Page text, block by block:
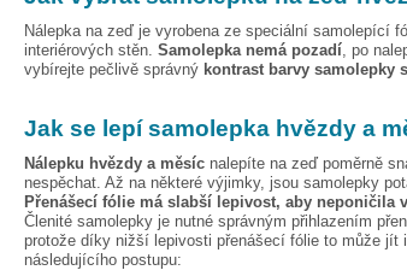
Nálepka na zeď je vyrobena ze speciální samolepící
interiérových stěn. Samolepka nemá pozadí, po
vybírejte pečlivě správný kontrast barvy samolepky
Jak se lepí samolepka hvězdy a
Nálepku hvězdy a měsíc nalepíte na zeď poměrně
nespěchat. Až na některé výjimky, jsou samolepky
Přenášecí fólie má slabší lepivost, aby neponičila
Členité samolepky je nutné správným přihlazením
protože díky nižší lepivosti přenášecí fólie to může jít
následujícího postupu: